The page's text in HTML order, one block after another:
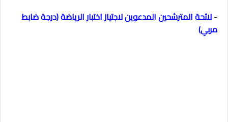
-لائحة المترشحين المدعوين لاجتياز اختبار الرياضة (درجة ضابط
مربي)